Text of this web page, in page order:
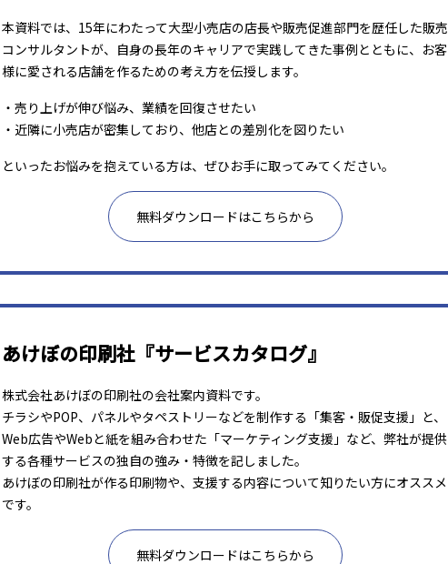
本資料では、15年にわたって大型小売店の店長や販売促進部門を歴任した販売
コンサルタントが、自身の長年のキャリアで実践してきた事例とともに、お客
様に愛される店舗を作るための考え方を伝授します。
・売り上げが伸び悩み、業績を回復させたい
・近隣に小売店が密集しており、他店との差別化を図りたい
といったお悩みを抱えている方は、ぜひお手に取ってみてください。
無料ダウンロードはこちらから
あけぼの印刷社『サービスカタログ』
株式会社あけぼの印刷社の会社案内資料です。
チラシやPOP、パネルやタペストリーなどを制作する「集客・販促支援」と、
Web広告やWebと紙を組み合わせた「マーケティング支援」など、弊社が提供
する各種サービスの独自の強み・特徴を記しました。
あけぼの印刷社が作る印刷物や、支援する内容について知りたい方にオススメ
です。
無料ダウンロードはこちらから